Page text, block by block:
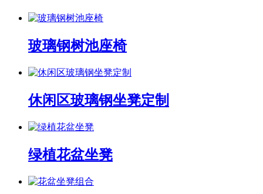
玻璃钢树池座椅
休闲区玻璃钢坐凳定制
绿植花盆坐凳